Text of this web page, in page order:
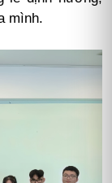
mình.